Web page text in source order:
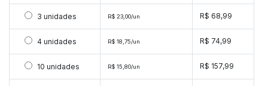
Selecionar 3 unidades
3 unidades R$ 23,00/un R$ 68,99
Selecionar 4 unidades
4 unidades R$ 18,75/un R$ 74,99
Selecionar 10 unidades
10 unidades R$ 15,80/un R$ 157,99